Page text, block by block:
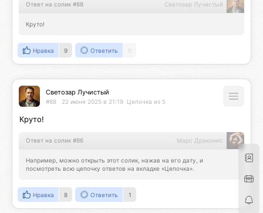
Ответ на солик #88 Светозар Лучистый
Круто!
Нравка 9 Ответить 0
Светозар Лучистый
#88 22 июня 2025 в 21:19 Цепочка из 5
Круто!
Ответ на солик #86 Марс Драконис
Например, можно открыть этот солик, нажав на его дату, и
посмотреть всю цепочку ответов на вкладке «Цепочка».
Нравка 8 Ответить 1